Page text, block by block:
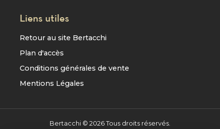
Liens utiles
Retour au site Bertacchi
Plan d'accès
Conditions générales de vente
Mentions Légales
Bertacchi © 2026 Tous droits réservés.